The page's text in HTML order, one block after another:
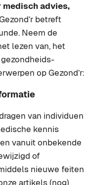
advies,
betreft
Neem de
lezen van, het
op Gezond’r:
van individuen
kennis
vanuit onbekende
of
nieuwe feiten
artikels (nog)